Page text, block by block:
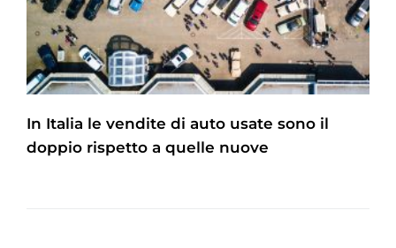
In Italia le vendite di auto usate sono il
doppio rispetto a quelle nuove